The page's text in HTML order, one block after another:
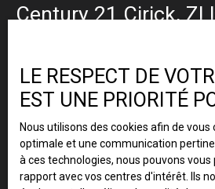
Century 21 Cirick, ZI
Martinique
LE RESPECT DE
EST UNE PRIORITÉ
Nous utilisons des cookies afin de
optimale et une communication
à ces technologies, nous pouvons
rapport avec vos centres d'intérêt. Ils